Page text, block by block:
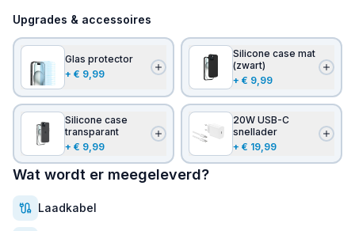
Upgrades & accessoires
Glas protector
+ € 9,99
Silicone case mat
(zwart)
+ € 9,99
Silicone case
transparant
+ € 9,99
20W USB-C
snellader
+ € 19,99
Wat wordt er meegeleverd?
Laadkabel